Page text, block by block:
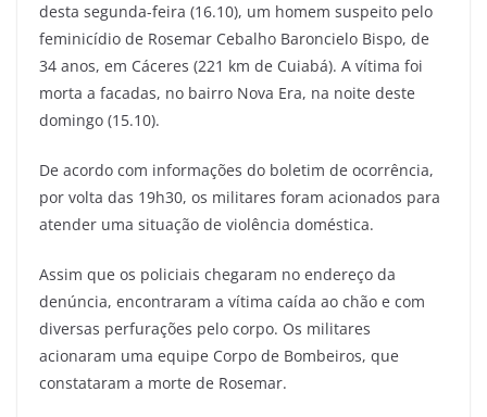
desta segunda-feira (16.10), um homem suspeito pelo
feminicídio de Rosemar Cebalho Baroncielo Bispo, de
34 anos, em Cáceres (221 km de Cuiabá). A vítima foi
morta a facadas, no bairro Nova Era, na noite deste
domingo (15.10).
De acordo com informações do boletim de ocorrência,
por volta das 19h30, os militares foram acionados para
atender uma situação de violência doméstica.
Assim que os policiais chegaram no endereço da
denúncia, encontraram a vítima caída ao chão e com
diversas perfurações pelo corpo. Os militares
acionaram uma equipe Corpo de Bombeiros, que
constataram a morte de Rosemar.